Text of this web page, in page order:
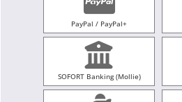
PayPal / PayPal+
SOFORT Banking (Mollie)